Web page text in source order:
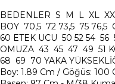
BEDENLER S M L XL
BOY 70,5 72 73,5 75 76,5
60 ETEK UCU 50 52 54 56
OMUZA 43 45 47 49 51
68 69 70 YAKA
Boy: 1.89 Cm / Göğüs: 100